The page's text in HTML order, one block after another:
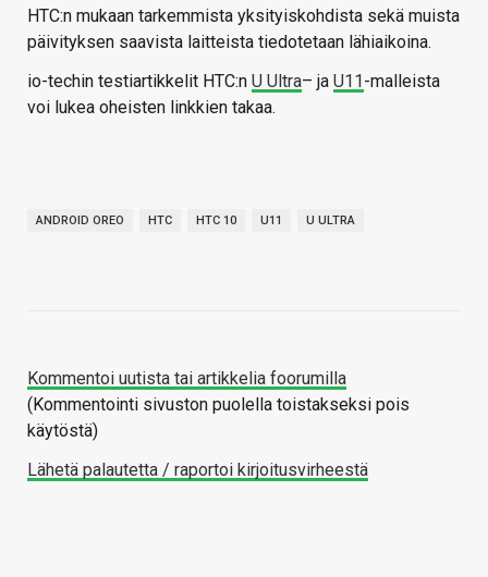
HTC:n mukaan tarkemmista yksityiskohdista sekä muista
päivityksen saavista laitteista tiedotetaan lähiaikoina.
io-techin testiartikkelit HTC:n U Ultra– ja U11-malleista
voi lukea oheisten linkkien takaa.
ANDROID OREO HTC HTC 10 U11 U ULTRA
Kommentoi uutista tai artikkelia foorumilla
(Kommentointi sivuston puolella toistakseksi pois
käytöstä)
Lähetä palautetta / raportoi kirjoitusvirheestä